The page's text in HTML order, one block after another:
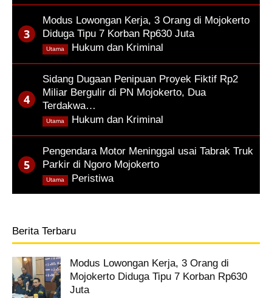
Modus Lowongan Kerja, 3 Orang di Mojokerto
Diduga Tipu 7 Korban Rp630 Juta
Hukum dan Kriminal
Utama
Sidang Dugaan Penipuan Proyek Fiktif Rp2
Miliar Bergulir di PN Mojokerto, Dua
Terdakwa…
Hukum dan Kriminal
Utama
Pengendara Motor Meninggal usai Tabrak Truk
Parkir di Ngoro Mojokerto
Peristiwa
Utama
Berita Terbaru
Modus Lowongan Kerja, 3 Orang di
Mojokerto Diduga Tipu 7 Korban Rp630
Juta